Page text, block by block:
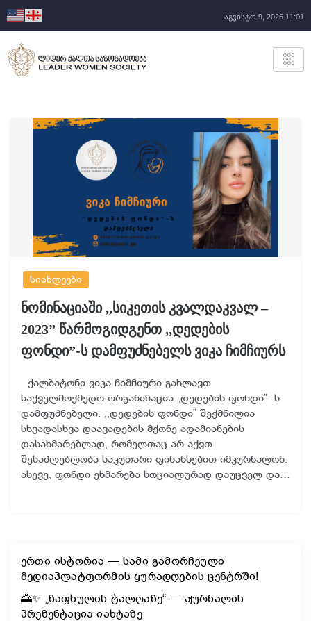
აგვისტო 9, 2026 11:01
სიახლეები
ნომინაციაში ,,სიკეთის კვალდაკვალ –
2023” წარმოგიდგენთ ,,დედების
ფონდი”-ს დამფუძნებელს ვიკა ჩიმჩიურს
ქალბატონი ვიკა ჩიმჩიური გახლავთ
საქველმოქმედო ორგანიზაცია „დედების ფონდი”- ს
დამფუძნებელი. ,,დედების ფონდი” შექმნილია
სხვადასხვა დაავადების მქონე ადამიანების
დასახმარებლად, რომელთაც არ აქვთ
შესაძლებლობა საკუთარი ფინანსებით იმკურნალონ.
ასევე, ფონდი ეხმარება სოციალურად დაუცველ და…
ერთი ისტორია — სამი გამორჩეული
მედიაპლატფორმის ყურადღების ცენტრში!
🌅✨ „ზაფხულის ტალღაზე“ — ჟურნალის
პრეზენტაცია იახტაზე